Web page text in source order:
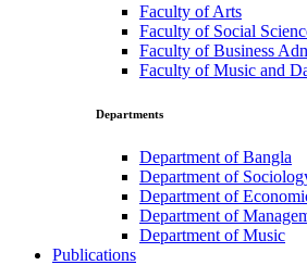
Faculty of Arts
Faculty of Social
Faculty of Business
Faculty of Music and
Departments
Department of Bangla
Department of
Department of
Department of
Department of Music
Publications